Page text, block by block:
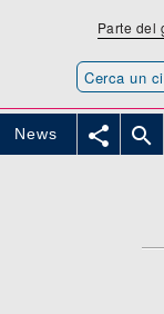
Parte del
News  